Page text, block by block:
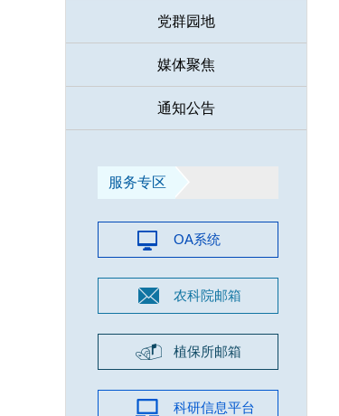
党群园地
媒体聚焦
通知公告
服务专区
OA系统
农科院邮箱
植保所邮箱
科研信息平台